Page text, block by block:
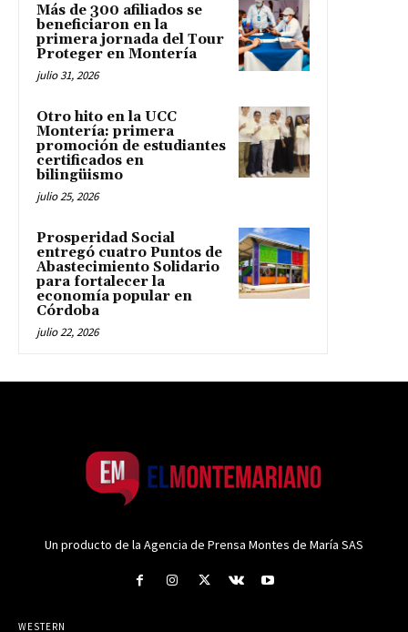
Más de 300 afiliados se
beneficiaron en la
primera jornada del Tour
Proteger en Montería
julio 31, 2026
Otro hito en la UCC
Montería: primera
promoción de estudiantes
certificados en
bilingüismo
julio 25, 2026
Prosperidad Social
entregó cuatro Puntos de
Abastecimiento Solidario
para fortalecer la
economía popular en
Córdoba
julio 22, 2026
Un producto de la Agencia de Prensa Montes de María SAS
WESTERN